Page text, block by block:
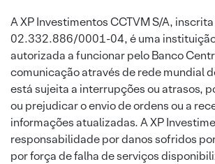
A XP Investimentos CCTVM S/A, inscrita
02.332.886/0001-04, é uma
autorizada a funcionar pelo Banco
comunicação através de rede mundial
está sujeita a interrupções ou atrasos,
ou prejudicar o envio de ordens ou a
informações atualizadas. A XP
responsabilidade por danos sofridos
por força de falha de serviços